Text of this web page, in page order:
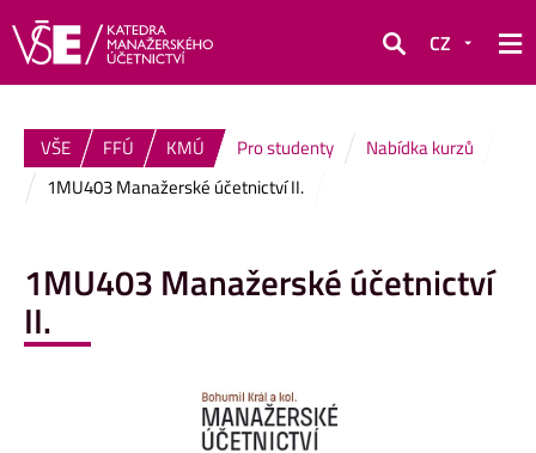
Hledat
CZ
VŠE FFÚ KMÚ Pro studenty
Nabídka kurzů
1MU403 Manažerské účetnictví II.
1MU403 Manažerské účetnictví
II.